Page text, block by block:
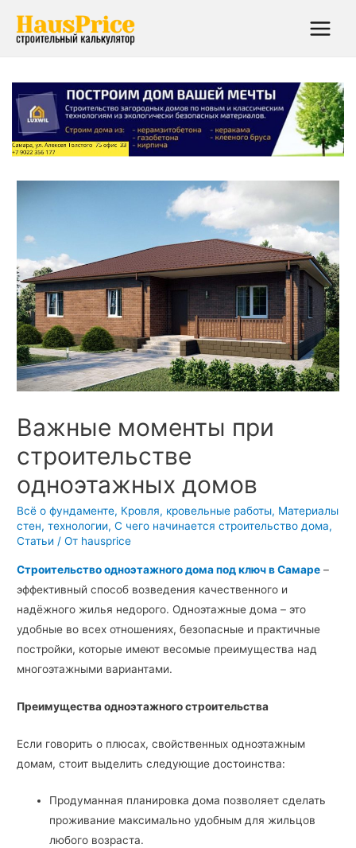
Main
Важные моменты при
строительстве
одноэтажных домов
Всё о фундаменте, Кровля, кровельные работы, Материалы
стен, технологии,С чего начинается строительство дома,
Статьи / От hausprice
Строительство одноэтажного дома под ключв Самаре –
эффективный способ возведения качественного и
надёжного жилья недорого. Одноэтажные дома – это
удобные во всех отношениях, безопасные и практичные
постройки, которые имеют весомые преимущества над
многоэтажными вариантами.
Преимущества одноэтажного строительства
Если говорить о плюсах, свойственных одноэтажным
домам, стоит выделить следующие достоинства:
Продуманная планировка дома позволяет сделать
проживание максимально удобным для жильцов
любого возраста.